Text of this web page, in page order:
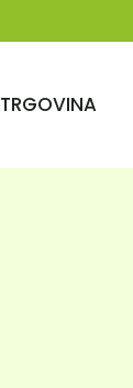
TRGOVINA